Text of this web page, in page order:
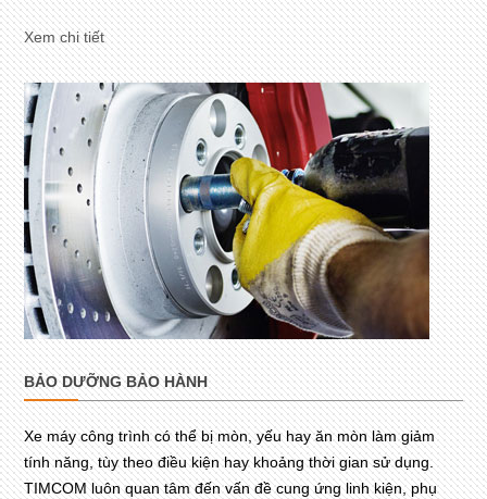
Xem chi tiết
BẢO DƯỠNG BẢO HÀNH
Xe máy công trình có thể bị mòn, yếu hay ăn mòn làm giảm
tính năng, tùy theo điều kiện hay khoảng thời gian sử dụng.
TIMCOM luôn quan tâm đến vấn đề cung ứng linh kiện, phụ